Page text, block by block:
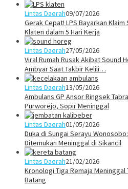
Lintas Daerah09/07/2026
Gerak Cepat! LPS Bayarkan
Klaten dalam 5 Hari Kerja
Lintas Daerah27/05/2026
Viral Rumah Rusak Akibat Sound
Ambyar Saat Takbir Kelili…
Lintas Daerah13/05/2026
Ambulans GP Ansor Ringsek
Purworejo, Sopir Meninggal
Lintas Daerah01/05/2026
Duka di Sungai Serayu
Ditemukan Meninggal di Sikancil
Lintas Daerah21/02/2026
Kronologi Tiga Remaja
Batang